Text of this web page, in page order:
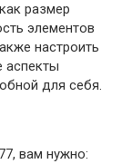
размер
элементов
настроить
аспекты
для себя.
вам нужно: